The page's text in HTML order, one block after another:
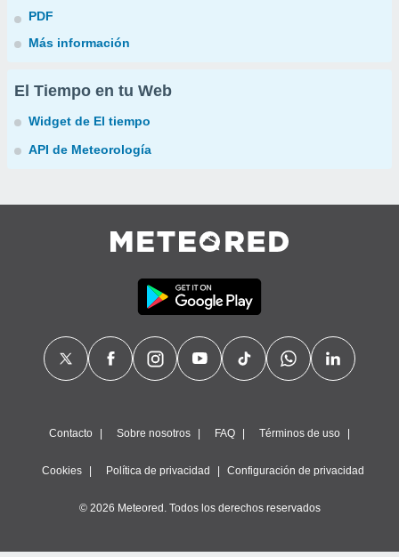
PDF
Más información
El Tiempo en tu Web
Widget de El tiempo
API de Meteorología
Contacto Sobre nosotros FAQ Términos de uso
Cookies Política de privacidad Configuración de privacidad
© 2026 Meteored. Todos los derechos reservados